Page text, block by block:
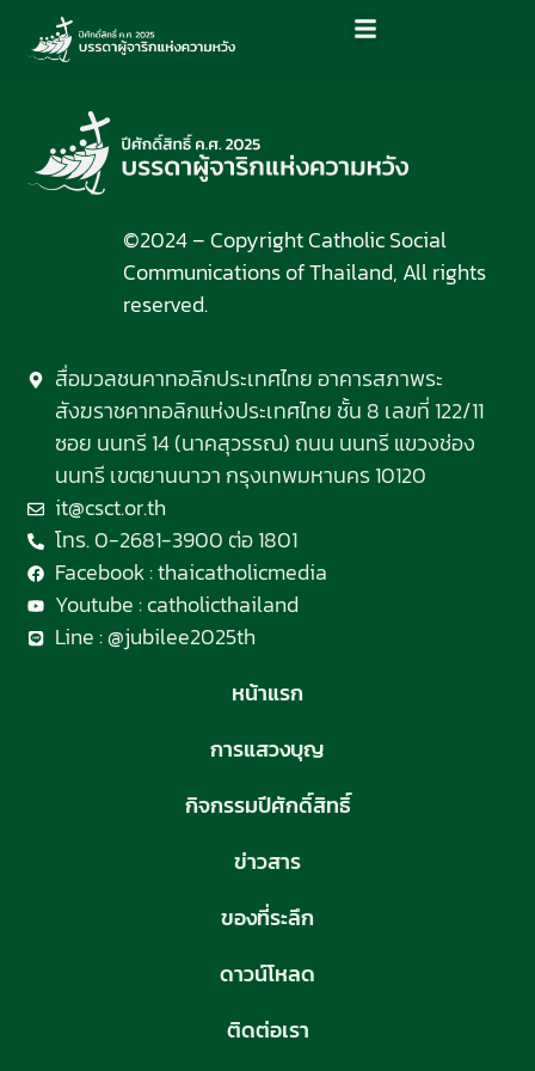
©2024 – Copyright Catholic Social
Communications of Thailand, All rights
reserved.
สื่อมวลชนคาทอลิกประเทศไทย อาคารสภาพระ
สังฆราชคาทอลิกแห่งประเทศไทย ชั้น 8 เลขที่ 122/11
ซอย นนทรี 14 (นาคสุวรรณ) ถนน นนทรี แขวงช่อง
นนทรี เขตยานนาวา กรุงเทพมหานคร 10120
it@csct.or.th
โทร. 0-2681-3900 ต่อ 1801
Facebook : thaicatholicmedia
Youtube : catholicthailand
Line : @jubilee2025th
หน้าแรก
การแสวงบุญ
กิจกรรมปีศักดิ์สิทธิ์
ข่าวสาร
ของที่ระลึก
ดาวน์โหลด
ติดต่อเรา